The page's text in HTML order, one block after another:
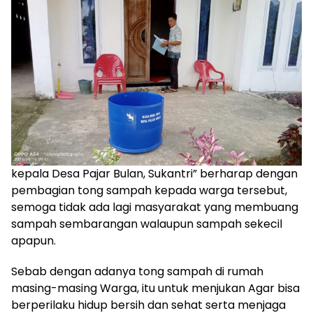
kepala Desa Pajar Bulan, Sukantri” berharap dengan
pembagian tong sampah kepada warga tersebut,
semoga tidak ada lagi masyarakat yang membuang
sampah sembarangan walaupun sampah sekecil
apapun.
Sebab dengan adanya tong sampah di rumah
masing-masing Warga, itu untuk menjukan Agar bisa
berperilaku hidup bersih dan sehat serta menjaga